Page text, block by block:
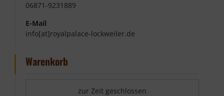
06871-9231889
E-Mail
info[at]royalpalace-lockweiler.de
Warenkorb
zur Zeit geschlossen